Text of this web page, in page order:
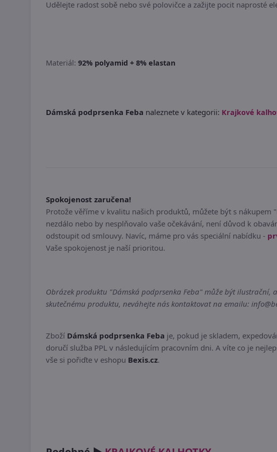
Udělejte radost sobě nebo své polovičce a zažijte pocit naprosté
Materiál: 92% polyamid + 8% elastan
Dámská podprsenka Feba naleznete v kategorii: Krajkové
Spokojenost zaručena!
Protože věříme v kvalitu našich produktů, můžete být s nákupem "
nezdálo nebo by nesplňovalo vaše očekávání, není důvod k
odstoupit od smlouvy. Navíc, máme pro vás speciální nabídku -
Vaše spokojenost je naší prioritou.
Obrázek produktu "Dámská podprsenka Feba" může být
skutečnému produktu, neváhejte nás kontaktovat na emailu:
Zboží Dámská podprsenka Feba je, pokud je skladem,
doručí služba PPL v následujícím pracovním dni. A víte co je
vše si pořiďte v eshopu Bexis.cz.